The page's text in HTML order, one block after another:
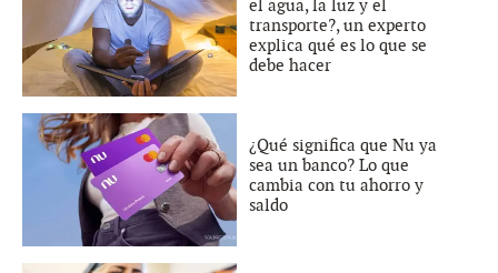
el agua, la luz y el
transporte?, un experto
explica qué es lo que se
debe hacer
¿Qué significa que Nu ya
sea un banco? Lo que
cambia con tu ahorro y
saldo